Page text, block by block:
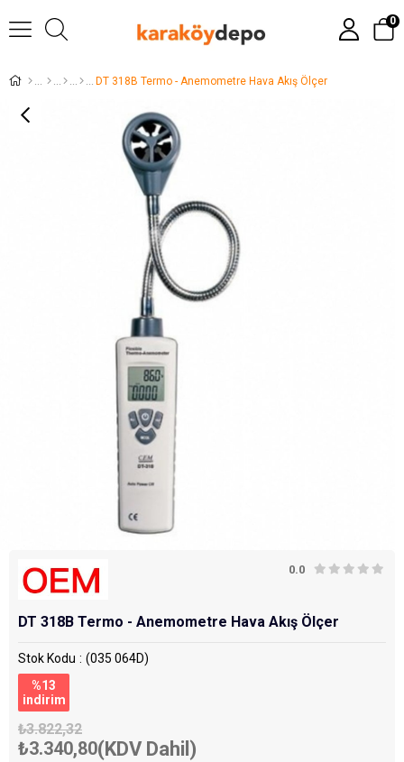
0
DT 318B Termo - Anemometre Hava Akış Ölçer
0.0
DT 318B Termo - Anemometre Hava Akış Ölçer
Stok Kodu
(035 064D)
%13
i̇ndirim
₺3.822,32
₺3.340,80(KDV Dahil)